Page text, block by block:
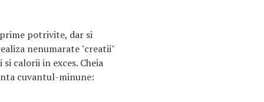
potrivite, dar si
nenumarate "creatii"
calorii in exces. Cheia
cuvantul-minune: